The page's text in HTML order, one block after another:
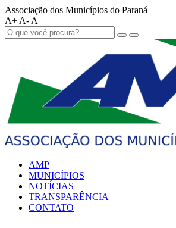
Associação dos Municípios do Paraná
A+ A- A
AMP
MUNICÍPIOS
NOTÍCIAS
TRANSPARÊNCIA
CONTATO